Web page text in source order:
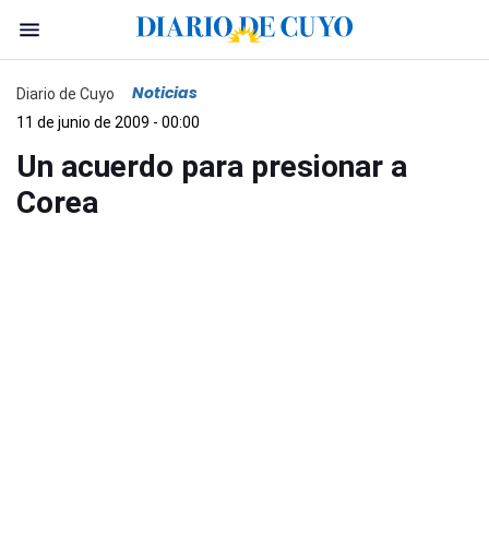
Diario de Cuyo Noticias
11 de junio de 2009 - 00:00
Un acuerdo para presionar a
Corea